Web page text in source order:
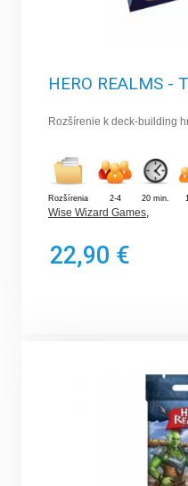
HERO REALMS -
Rozšírenie k deck-building
Rozšírenia 2-4 20 min.
Wise Wizard Games,
22,90 €